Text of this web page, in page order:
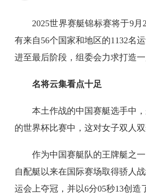
2025世界赛艇锦标赛将于9
有来自56个国家和地区的1132名
进至最后阶段，组委会力求打造
名将云集看点十足
本土作战的中国赛艇选手中
的世界杯比赛中，这对女子双人
作为中国赛艇队的王牌艇之
自配艇以来在国际赛场取得骄人
运会上夺冠，并以6分05秒13创